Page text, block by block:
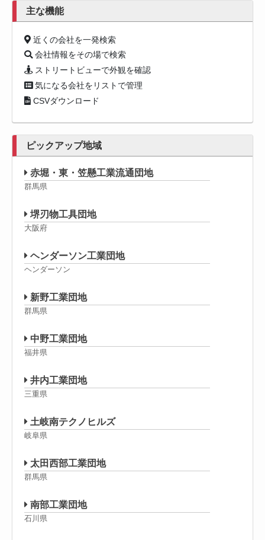
主な機能
近くの会社を一発検索
会社情報をその場で検索
ストリートビューで外観を確認
気になる会社をリストで管理
CSVダウンロード
ピックアップ地域
赤堀・東・笠懸工業流通団地
群馬県
堺刃物工具団地
大阪府
ヘンダーソン工業団地
ヘンダーソン
新野工業団地
群馬県
中野工業団地
福井県
井内工業団地
三重県
土岐南テクノヒルズ
岐阜県
太田西部工業団地
群馬県
南部工業団地
石川県